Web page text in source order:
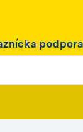
podpora